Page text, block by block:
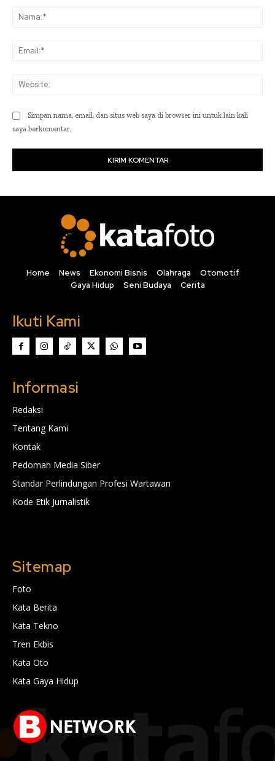
Simpan nama, email, dan situs web saya di browser ini untuk lain kali
saya berkomentar.
Home News Ekonomi Bisnis Olahraga
Otomotif
Gaya Hidup
Seni Budaya Cerita
Ikuti Kami
Informasi
Redaksi
Tentang Kami
Kontak
Pedoman Media Siber
Standar Perlindungan Profesi Wartawan
Kode Etik Jurnalistik
Sitemap
Foto
Kata Berita
Kata Tekno
Tren Ekbis
Kata Oto
Kata Gaya Hidup